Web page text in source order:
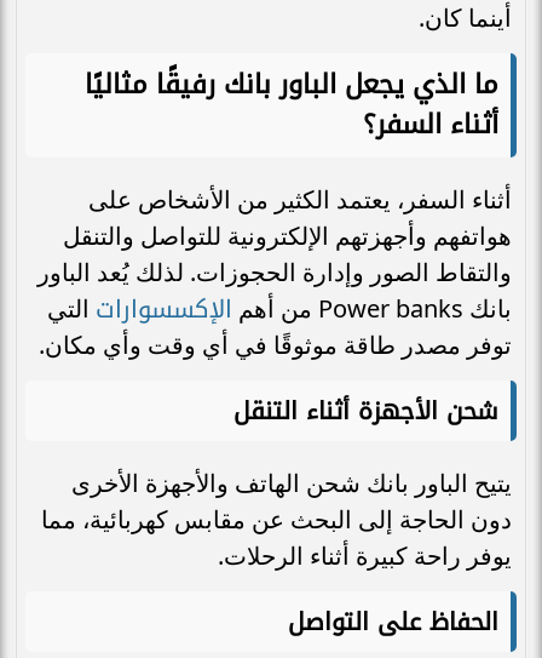
أينما كان.
ما الذي يجعل الباور بانك رفيقًا مثاليًا
أثناء السفر؟
أثناء السفر، يعتمد الكثير من الأشخاص على
هواتفهم وأجهزتهم الإلكترونية للتواصل والتنقل
والتقاط الصور وإدارة الحجوزات. لذلك يُعد الباور
بانك Power banks من أهم
الإكسسوارات التي
توفر مصدر طاقة موثوقًا في أي وقت وأي مكان.
شحن الأجهزة أثناء التنقل
يتيح الباور بانك شحن الهاتف والأجهزة الأخرى
دون الحاجة إلى البحث عن مقابس كهربائية، مما
يوفر راحة كبيرة أثناء الرحلات.
الحفاظ على التواصل